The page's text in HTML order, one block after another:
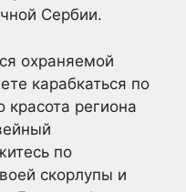
Сербии.
охраняемой
карабкаться по
региона
по
скорлупы и